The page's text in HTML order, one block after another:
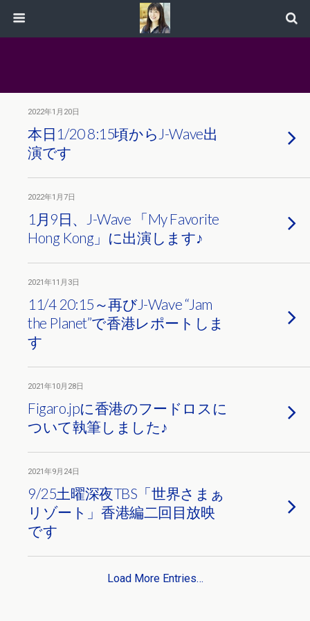
2022年1月20日
本日1/20 8:15頃からJ-Wave出
演です
2022年1月7日
1月9日、J-Wave 「My Favorite
Hong Kong」に出演します♪
2021年11月3日
11/4 20:15～再びJ-Wave “Jam
the Planet”で香港レポートしま
す
2021年10月28日
Figaro.jpに香港のフードロスに
ついて執筆しました♪
2021年9月24日
9/25土曜深夜TBS「世界さまぁ
リゾート」香港編二回目放映
です
Load More Entries…